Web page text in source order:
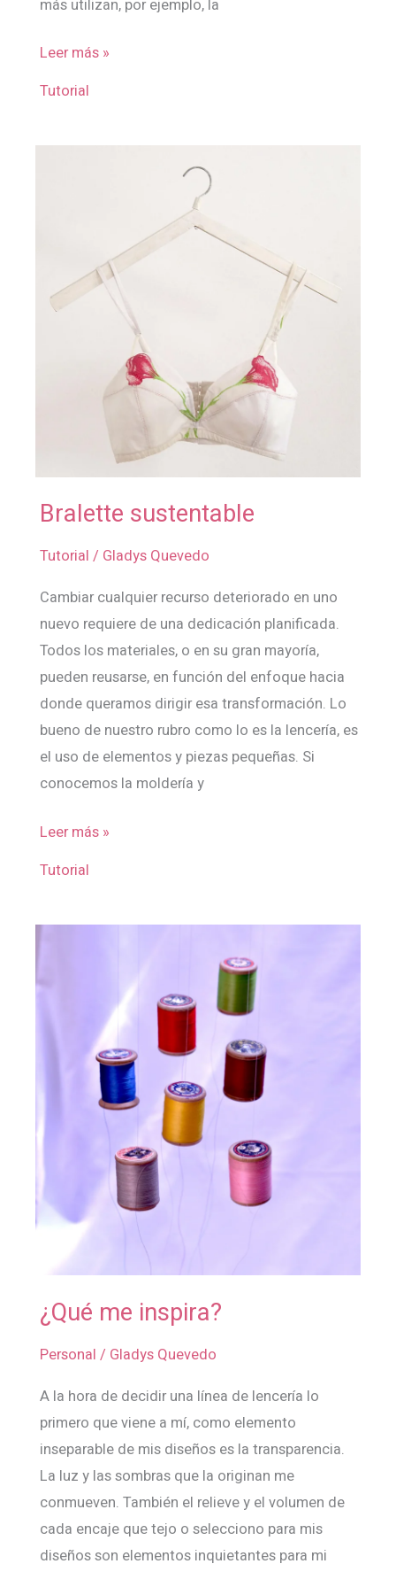
más utilizan, por ejemplo, la
Leer más »
Tutorial
Bralette sustentable
Tutorial / Gladys Quevedo
Cambiar cualquier recurso deteriorado en uno
nuevo requiere de una dedicación planificada.
Todos los materiales, o en su gran mayoría,
pueden reusarse, en función del enfoque hacia
donde queramos dirigir esa transformación. Lo
bueno de nuestro rubro como lo es la lencería, es
el uso de elementos y piezas pequeñas. Si
conocemos la moldería y
Bralette
Leer más »
Tutorial
¿Qué me inspira?
Personal / Gladys Quevedo
A la hora de decidir una línea de lencería lo
primero que viene a mí, como elemento
inseparable de mis diseños es la transparencia.
La luz y las sombras que la originan me
conmueven. También el relieve y el volumen de
cada encaje que tejo o selecciono para mis
diseños son elementos inquietantes para mi
¿Qué
inspira?